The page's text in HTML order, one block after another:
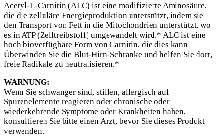
Acetyl-L-Carnitin (ALC) ist eine modifizierte Aminosäure,
die die zelluläre Energieproduktion unterstützt, indem sie
den Transport von Fett in die Mitochondrien unterstützt, wo
es in ATP (Zelltreibstoff) umgewandelt wird.* ALC ist eine
hoch bioverfügbare Form von Carnitin, die dies kann
Überwinden Sie die Blut-Hirn-Schranke und helfen Sie dort,
freie Radikale zu neutralisieren.*
WARNUNG:
Wenn Sie schwanger sind, stillen, allergisch auf
Spurenelemente reagieren oder chronische oder
wiederkehrende Symptome oder Krankheiten haben,
konsultieren Sie bitte einen Arzt, bevor Sie dieses Produkt
verwenden.